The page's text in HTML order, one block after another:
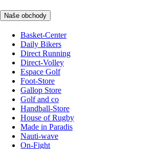
Naše obchody
Basket-Center
Daily Bikers
Direct Running
Direct-Volley
Espace Golf
Foot-Store
Gallop Store
Golf and co
Handball-Store
House of Rugby
Made in Paradis
Nauti-wave
On-Fight